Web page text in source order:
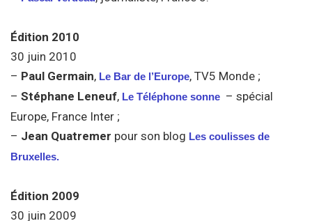
Édition 2010
30 juin 2010
– Paul Germain, Le Bar de l’Europe, TV5 Monde ;
– Stéphane Leneuf, Le Téléphone sonne – spécial
Europe, France Inter ;
– Jean Quatremer pour son blog Les coulisses de
Bruxelles.
Édition 2009
30 juin 2009